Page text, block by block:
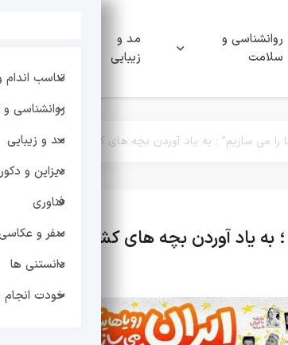
روانشناسی و
سلامت
مد و
زیبایی
تناسب اندام
روانشناسی
مد و زیبایی
دیزاین و
فناوری
سفر و
دانستنی ها
خودت انجام
را می سازیم” ؛ به یاد آوردن بچه های کشته شده در جنگ
به یاد آوردن بچه های کشته شده در جنگ